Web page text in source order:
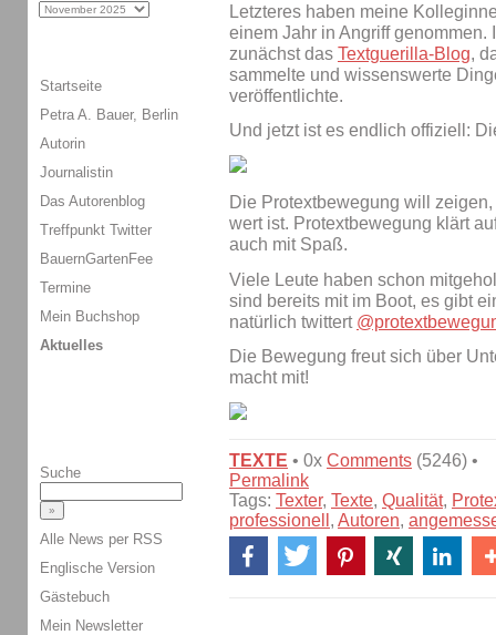
Letzteres haben meine
einem Jahr in Angriff genommen.
zunächst das Textguerilla-Blog,
sammelte und wissenswerte
veröffentlichte.
Und jetzt ist es endlich offiziell:
Die Protextbewegung will
wert ist. Protextbewegung klärt
auch mit Spaß.
Viele Leute haben schon
sind bereits mit im Boot, es gibt
natürlich twittert
Die Bewegung freut sich über
macht mit!
TEXTE • 0x Comments (5246) •
Permalink
Tags: Texter, Texte, Qualität,
professionell , Autoren,
Startseite
Petra A. Bauer, Berlin
Autorin
Journalistin
Das Autorenblog
Treffpunkt Twitter
BauernGartenFee
Termine
Mein Buchshop
Aktuelles
Suche
Alle News per RSS
Englische Version
Gästebuch
Mein Newsletter